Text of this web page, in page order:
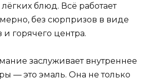
блюд. Всё работает
без сюрпризов в виде
горячего центра.
заслуживает внутреннее
— это эмаль. Она не только